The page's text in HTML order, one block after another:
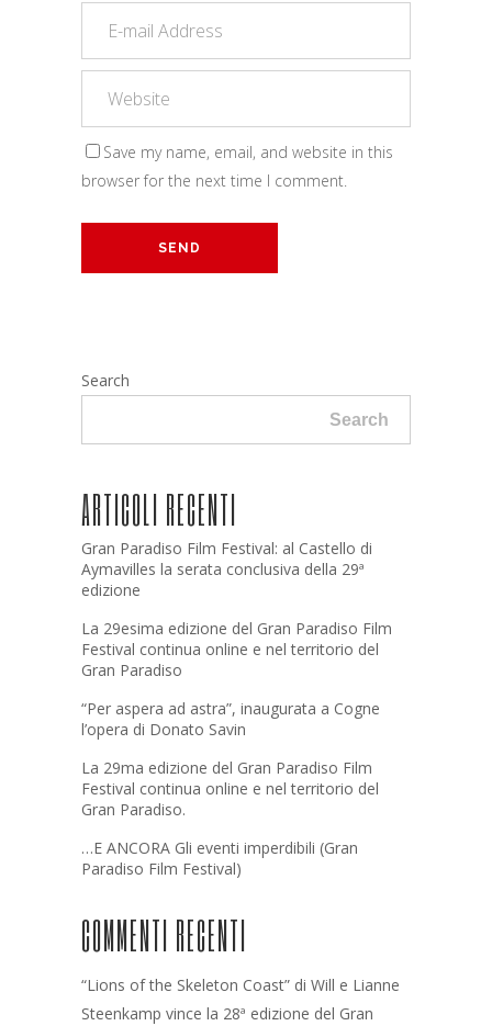
Save my name, email, and website in this
browser for the next time I comment.
Search
Search
ARTICOLI RECENTI
Gran Paradiso Film Festival: al Castello di
Aymavilles la serata conclusiva della 29ª
edizione
La 29esima edizione del Gran Paradiso Film
Festival continua online e nel territorio del
Gran Paradiso
“Per aspera ad astra”, inaugurata a Cogne
l’opera di Donato Savin
La 29ma edizione del Gran Paradiso Film
Festival continua online e nel territorio del
Gran Paradiso.
…E ANCORA Gli eventi imperdibili (Gran
Paradiso Film Festival)
COMMENTI RECENTI
“Lions of the Skeleton Coast” di Will e Lianne
Steenkamp vince la 28ª edizione del Gran